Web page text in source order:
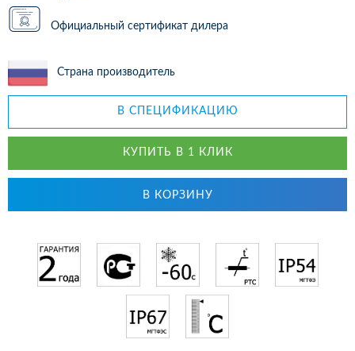
Официальный сертификат дилера
Страна производитель
В СПЕЦИФИКАЦИЮ
КУПИТЬ В 1 КЛИК
В КОРЗИНУ